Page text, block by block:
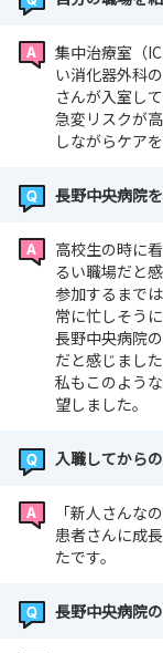
集中治療室（
い消化器外科
さんが入室して
急変リスクが
しながらケア
長野中央病院
高校生の時に
るい職場だと感
参加するまで
常に忙しそう
長野中央病院
だと感じました
私もこのよう
望しました。
入職してから
「新人さんな
患者さんに成
たです。
長野中央病院